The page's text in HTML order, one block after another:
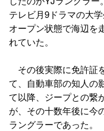
テレビ月9ドラマの大
オープン状態で海辺を
れていた。
その後実際に免許証
て、自動車部の知人の
て以降、ジープとの繋
が、その十数年後に今
ラングラーであった。